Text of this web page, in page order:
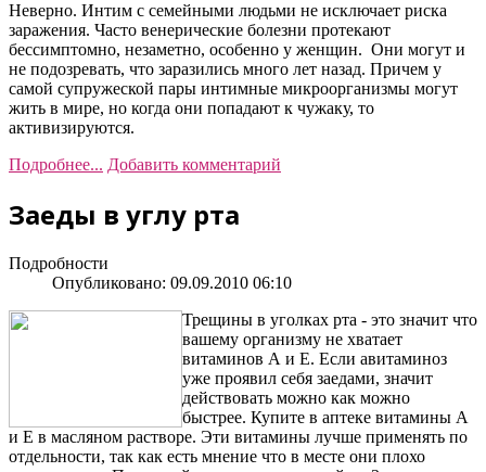
Неверно. Интим с семейными людьми не исключает риска
заражения. Часто венерические болезни протекают
бессимптомно, незаметно, особенно у женщин. Они могут и
не подозревать, что заразились много лет назад. Причем у
самой супружеской пары интимные микроорганизмы могут
жить в мире, но когда они попадают к чужаку, то
активизируются.
Подробнее... Добавить комментарий
Заеды в углу рта
Подробности
Опубликовано: 09.09.2010 06:10
Трещины в уголках рта - это значит что
вашему организму не хватает
витаминов А и Е. Если авитаминоз
уже проявил себя заедами, значит
действовать можно как можно
быстрее. Купите в аптеке витамины А
и Е в масляном растворе. Эти витамины лучше применять по
отдельности, так как есть мнение что в месте они плохо